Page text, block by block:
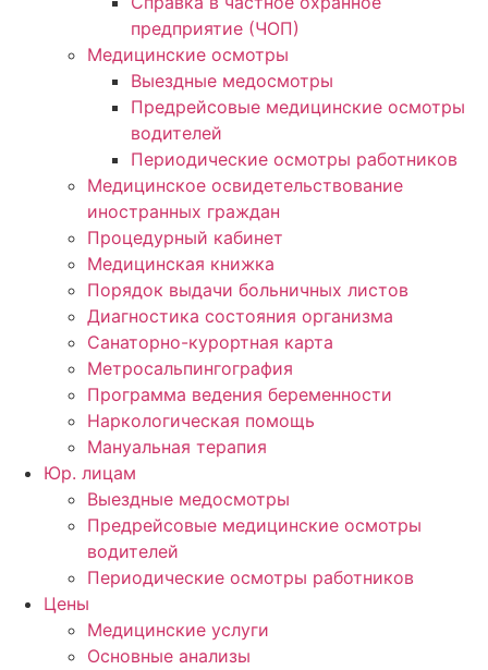
предприятие (ЧОП)
Медицинские осмотры
Выездные медосмотры
Предрейсовые медицинские осмотры
водителей
Периодические осмотры работников
Медицинское освидетельствование
иностранных граждан
Процедурный кабинет
Медицинская книжка
Порядок выдачи больничных листов
Диагностика состояния организма
Санаторно-курортная карта
Метросальпингография
Программа ведения беременности
Наркологическая помощь
Мануальная терапия
Юр. лицам
Выездные медосмотры
Предрейсовые медицинские осмотры
водителей
Периодические осмотры работников
Цены
Медицинские услуги
Основные анализы